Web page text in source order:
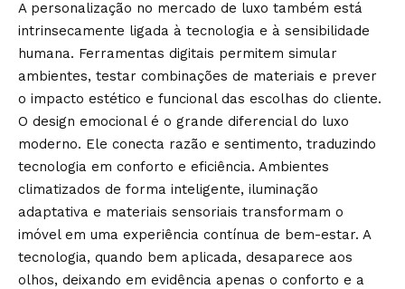
A personalização no mercado de luxo também está
intrinsecamente ligada à tecnologia e à sensibilidade
humana. Ferramentas digitais permitem simular
ambientes, testar combinações de materiais e prever
o impacto estético e funcional das escolhas do cliente.
O design emocional é o grande diferencial do luxo
moderno. Ele conecta razão e sentimento, traduzindo
tecnologia em conforto e eficiência. Ambientes
climatizados de forma inteligente, iluminação
adaptativa e materiais sensoriais transformam o
imóvel em uma experiência contínua de bem-estar. A
tecnologia, quando bem aplicada, desaparece aos
olhos, deixando em evidência apenas o conforto e a